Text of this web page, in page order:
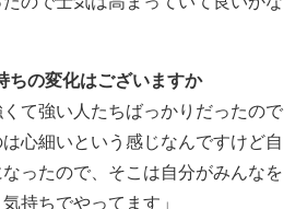
ちの変化はございますか
くて強い人たちばっかりだったので
心細いという感じなんですけど自
ったので、そこは自分がみんなを
持ちでやってます」